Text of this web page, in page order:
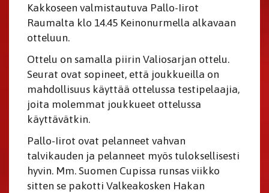
Kakkoseen valmistautuva Pallo-Iirot
Raumalta klo 14.45 Keinonurmella alkavaan
otteluun.
Ottelu on samalla piirin Valiosarjan ottelu.
Seurat ovat sopineet, että joukkueilla on
mahdollisuus käyttää ottelussa testipelaajia,
joita molemmat joukkueet ottelussa
käyttävätkin.
Pallo-Iirot ovat pelanneet vahvan
talvikauden ja pelanneet myös tuloksellisesti
hyvin. Mm. Suomen Cupissa runsas viikko
sitten se pakotti Valkeakosken Hakan